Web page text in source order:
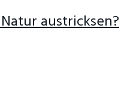
austricksen?